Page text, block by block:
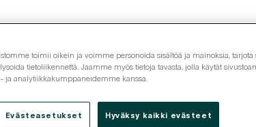
arkeen ja juhlaan sekä asukkaan
toimii oikein ja voimme personoida sisältöä ja mainoksia, tarjota
tietoliikennettä. Jaamme myös tietoja tavasta, jolla käytät
ja analytiikkakumppaneidemme kanssa.
Evästeasetukset Hyväksy kaikki evästeet